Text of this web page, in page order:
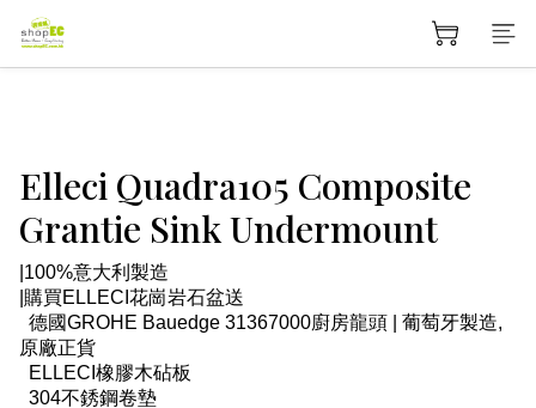
Elleci Quadra105 Composite
Grantie Sink Undermount
|100%意大利製造
|購買ELLECI花崗岩石盆送
原廠正貨
  ELLECI橡膠木砧板
  304不銹鋼卷墊